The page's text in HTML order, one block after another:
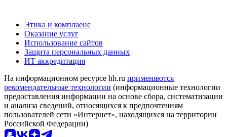
Этика и комплаенс
Оказание услуг
Использование сайтов
Защита персональных данных
ИТ аккредитация
На информационном ресурсе hh.ru применяются
рекомендательные технологии (информационные технологии
предоставления информации на основе сбора, систематизации
и анализа сведений, относящихся к предпочтениям
пользователей сети «Интернет», находящихся на территории
Российской Федерации)